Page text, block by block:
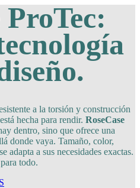
ProTec:
a la torsión y construcción
hecha para rendir. RoseCase
dentro, sino que ofrece una
donde vaya. Tamaño, color,
adapta a sus necesidades exactas.
todo.